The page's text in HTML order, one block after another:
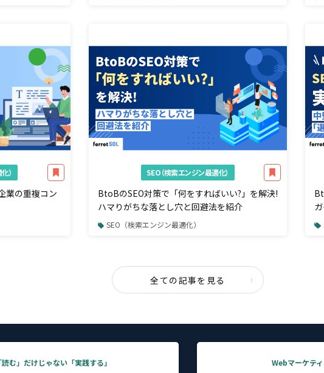
）
業の重複コン
SEO（検索エンジン最適化）
BtoBのSEO対策で「何をすればいい?」を解決!
ハマりがちな落とし穴と回避法を紹介
SEO（検索エンジン最適化）
全ての記事を見る
読む」だけじゃない「実践する」 Webマーケテ